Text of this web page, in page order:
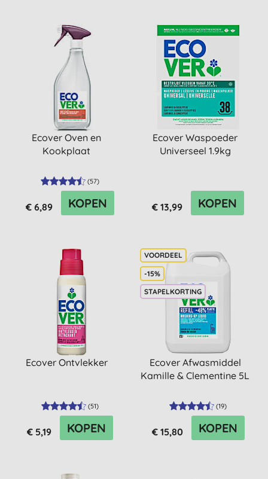
Ecover Oven en
Kookplaat
(57)
€ 6,89 KOPEN
Ecover Waspoeder
Universeel 1.9kg
€ 13,99 KOPEN
Ecover Ontvlekker
(51)
€ 5,19 KOPEN
-15%
STAPELKORTING
Ecover Afwasmiddel
Kamille & Clementine 5L
(19)
€ 15,80 KOPEN